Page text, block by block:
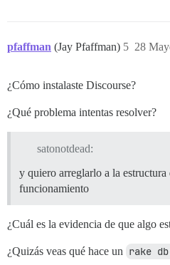
pfaffman (Jay Pfaffman) 28
5
¿Cómo instalaste Discourse?
¿Qué problema intentas resolver?
satonotdead:
y quiero arreglarlo a la estructura
funcionamiento
¿Cuál es la evidencia de que algo
¿Quizás veas qué hace un rake